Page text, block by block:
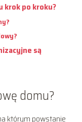
krok po kroku?
są
domu?
którym powstanie